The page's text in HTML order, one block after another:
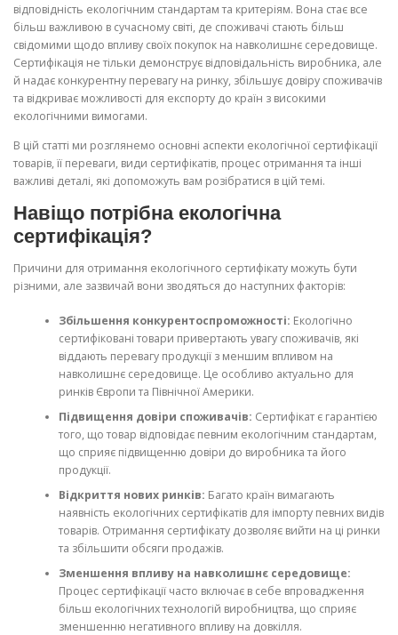
відповідність екологічним стандартам та критеріям. Вона стає все
більш важливою в сучасному світі, де споживачі стають більш
свідомими щодо впливу своїх покупок на навколишнє середовище.
Сертифікація не тільки демонструє відповідальність виробника, але
й надає конкурентну перевагу на ринку, збільшує довіру споживачів
та відкриває можливості для експорту до країн з високими
екологічними вимогами.
В цій статті ми розглянемо основні аспекти екологічної сертифікації
товарів, її переваги, види сертифікатів, процес отримання та інші
важливі деталі, які допоможуть вам розібратися в цій темі.
Навіщо потрібна екологічна
сертифікація?
Причини для отримання екологічного сертифікату можуть бути
різними, але зазвичай вони зводяться до наступних факторів:
Збільшення конкурентоспроможності: Екологічно
сертифіковані товари привертають увагу споживачів, які
віддають перевагу продукції з меншим впливом на
навколишнє середовище. Це особливо актуально для
ринків Європи та Північної Америки.
Підвищення довіри споживачів: Сертифікат є гарантією
того, що товар відповідає певним екологічним стандартам,
що сприяє підвищенню довіри до виробника та його
продукції.
Відкриття нових ринків: Багато країн вимагають
наявність екологічних сертифікатів для імпорту певних видів
товарів. Отримання сертифікату дозволяє вийти на ці ринки
та збільшити обсяги продажів.
Зменшення впливу на навколишнє середовище:
Процес сертифікації часто включає в себе впровадження
більш екологічних технологій виробництва, що сприяє
зменшенню негативного впливу на довкілля.